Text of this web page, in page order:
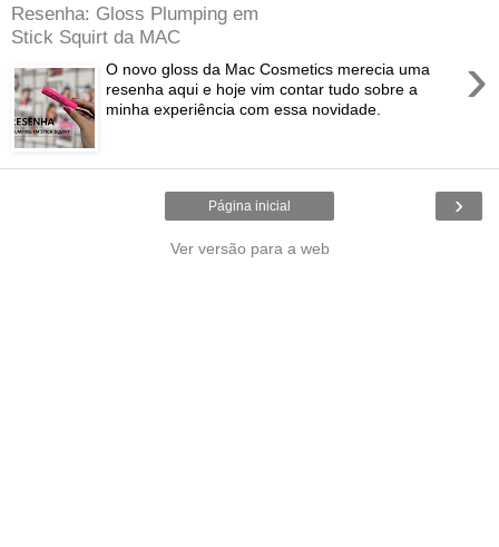
Resenha: Gloss Plumping em
Stick Squirt da MAC
›
O novo gloss da Mac Cosmetics merecia uma
resenha aqui e hoje vim contar tudo sobre a
minha experiência com essa novidade.
›
Página inicial
Ver versão para a web